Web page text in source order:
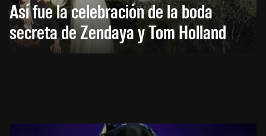
Así fue la celebración de la boda
secreta de Zendaya y Tom Holland